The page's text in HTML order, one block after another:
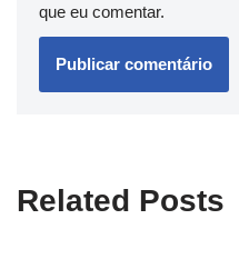
que eu comentar.
Related Posts